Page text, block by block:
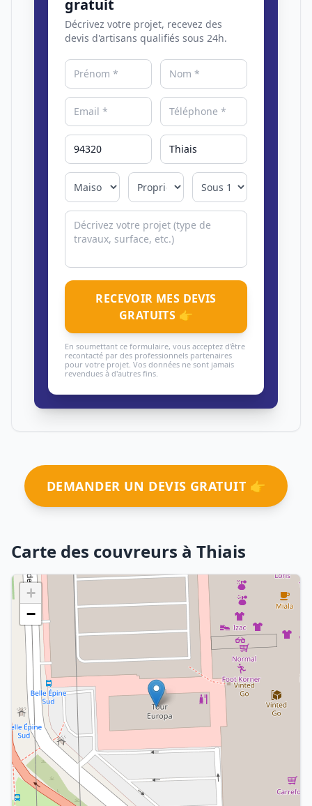
gratuit
Décrivez votre projet, recevez des
devis d'artisans qualifiés sous 24h.
RECEVOIR MES DEVIS
GRATUITS 👉
En soumettant ce formulaire, vous acceptez d'être
recontacté par des professionnels partenaires
pour votre projet. Vos données ne sont jamais
revendues à d'autres fins.
DEMANDER UN DEVIS GRATUIT 👉
Carte des couvreurs à Thiais
+
−